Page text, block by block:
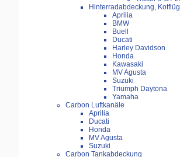
Hinterradabdeckung,
Aprilia
BMW
Buell
Ducati
Harley Davidson
Honda
Kawasaki
MV Agusta
Suzuki
Triumph Daytona
Yamaha
Carbon Luftkanäle
Aprilia
Ducati
Honda
MV Agusta
Suzuki
Carbon Tankabdeckung